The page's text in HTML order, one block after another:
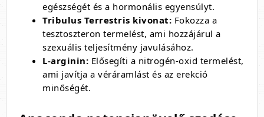
egészségét és a hormonális egyensúlyt.
Tribulus Terrestris kivonat: Fokozza a
tesztoszteron termelést, ami hozzájárul a
szexuális teljesítmény javulásához.
L-arginin: Elősegíti a nitrogén-oxid termelést,
ami javítja a véráramlást és az erekció
minőségét.